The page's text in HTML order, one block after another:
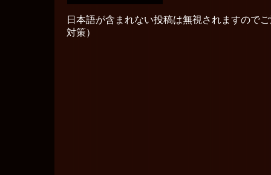
日本語が含まれない投稿は無視されますので
対策）